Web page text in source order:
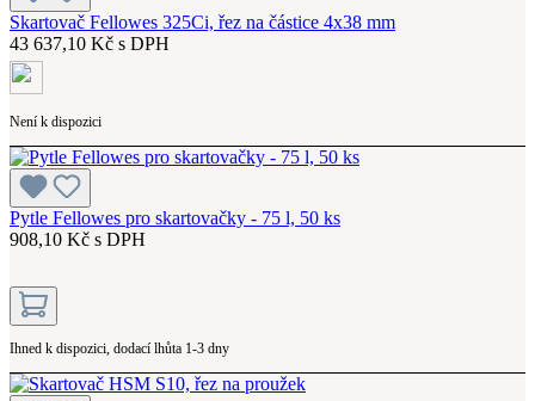
Skartovač Fellowes 325Ci, řez na částice 4x38 mm
43 637,10 Kč s DPH
Není k dispozici
Pytle Fellowes pro skartovačky - 75 l, 50 ks
908,10 Kč s DPH
Ihned k dispozici, dodací lhůta 1-3 dny